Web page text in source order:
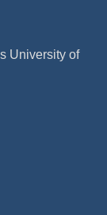
University of